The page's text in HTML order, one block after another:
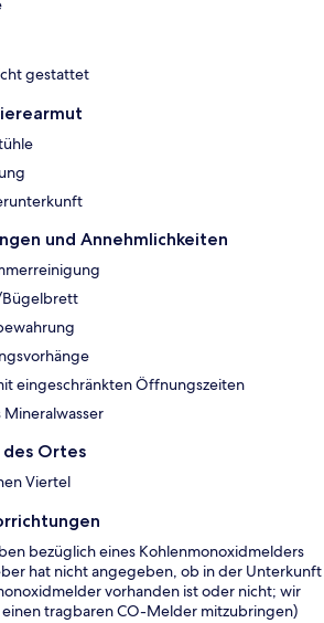
gestattet
und Annehmlichkeiten
eingeschränkten Öffnungszeiten
Mineralwasser
Ortes
Viertel
bezüglich eines Kohlenmonoxidmelders
hat nicht angegeben, ob in der Unterkunft
vorhanden ist oder nicht; wir
tragbaren CO-Melder mitzubringen)